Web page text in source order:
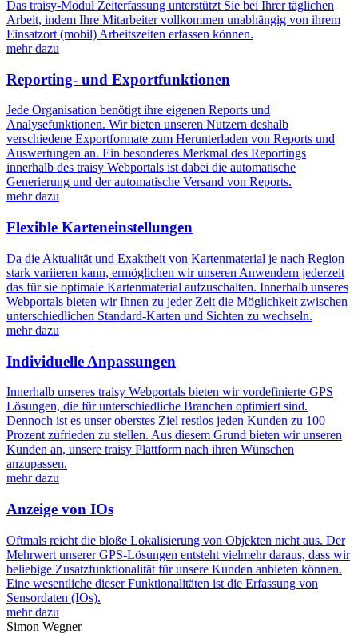
Das traisy-Modul Zeiterfassung unterstützt Sie bei Ihrer täglichen
Arbeit, indem Ihre Mitarbeiter vollkommen unabhängig von ihrem
Einsatzort (mobil) Arbeitszeiten erfassen können.
mehr dazu
Reporting- und Exportfunktionen
Jede Organisation benötigt ihre eigenen Reports und
Analysefunktionen. Wir bieten unseren Nutzern deshalb
verschiedene Exportformate zum Herunterladen von Reports und
Auswertungen an. Ein besonderes Merkmal des Reportings
innerhalb des traisy Webportals ist dabei die automatische
Generierung und der automatische Versand von Reports.
mehr dazu
Flexible Karteneinstellungen
Da die Aktualität und Exaktheit von Kartenmaterial je nach Region
stark variieren kann, ermöglichen wir unseren Anwendern jederzeit
das für sie optimale Kartenmaterial aufzuschalten. Innerhalb unseres
Webportals bieten wir Ihnen zu jeder Zeit die Möglichkeit zwischen
unterschiedlichen Standard-Karten und Sichten zu wechseln.
mehr dazu
Individuelle Anpassungen
Innerhalb unseres traisy Webportals bieten wir vordefinierte GPS
Lösungen, die für unterschiedliche Branchen optimiert sind.
Dennoch ist es unser oberstes Ziel restlos jeden Kunden zu 100
Prozent zufrieden zu stellen. Aus diesem Grund bieten wir unseren
Kunden an, unsere traisy Plattform nach ihren Wünschen
anzupassen.
mehr dazu
Anzeige von IOs
Oftmals reicht die bloße Lokalisierung von Objekten nicht aus. Der
Mehrwert unserer GPS-Lösungen entsteht vielmehr daraus, dass wir
beliebige Zusatzfunktionalität für unsere Kunden anbieten können.
Eine wesentliche dieser Funktionalitäten ist die Erfassung von
Sensordaten (IOs).
mehr dazu
Simon Wegner